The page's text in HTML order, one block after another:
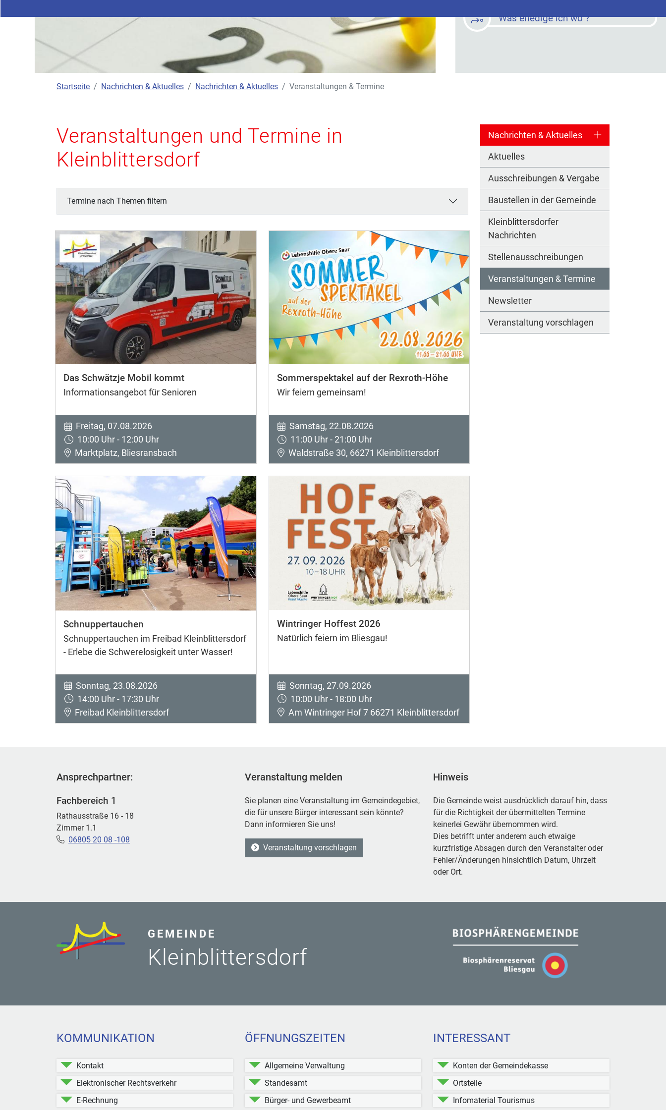
Was erledige ich wo ?
Startseite Nachrichten & Aktuelles Nachrichten & Aktuelles Veranstaltungen & Termine
Nachrichten & Aktuelles
Aktuelles
Ausschreibungen & Vergabe
Baustellen in der Gemeinde
Kleinblittersdorfer
Nachrichten
Stellenausschreibungen
Veranstaltungen & Termine
Newsletter
Veranstaltung vorschlagen
Veranstaltungen und Termine in
Kleinblittersdorf
Termine nach Themen filtern
Das Schwätzje Mobil kommt
Informationsangebot für Senioren
Freitag, 07.08.2026
10:00 Uhr - 12:00 Uhr
Marktplatz, Bliesransbach
Sommerspektakel auf der Rexroth-Höhe
Wir feiern gemeinsam!
Samstag, 22.08.2026
11:00 Uhr - 21:00 Uhr
Waldstraße 30, 66271 Kleinblittersdorf
Schnuppertauchen
Schnuppertauchen im Freibad Kleinblittersdorf
- Erlebe die Schwerelosigkeit unter Wasser!
Sonntag, 23.08.2026
14:00 Uhr - 17:30 Uhr
Freibad Kleinblittersdorf
Wintringer Hoffest 2026
Natürlich feiern im Bliesgau!
Sonntag, 27.09.2026
10:00 Uhr - 18:00 Uhr
Am Wintringer Hof 7 66271 Kleinblittersdorf
Ansprechpartner:
Fachbereich 1
Rathausstraße 16 - 18
Zimmer 1.1
06805 20 08 -108
Veranstaltung melden
Sie planen eine Veranstaltung im Gemeindegebiet,
die für unsere Bürger interessant sein könnte?
Dann informieren Sie uns!
Veranstaltung vorschlagen
Hinweis
Die Gemeinde weist ausdrücklich darauf hin, dass
für die Richtigkeit der übermittelten Termine
keinerlei Gewähr übernommen wird.
Dies betrifft unter anderem auch etwaige
kurzfristige Absagen durch den Veranstalter oder
Fehler/Änderungen hinsichtlich Datum, Uhrzeit
oder Ort.
GEMEINDE
Kleinblittersdorf
KOMMUNIKATION
Kontakt
Elektronischer Rechtsverkehr
E-Rechnung
ÖFFNUNGSZEITEN
Allgemeine Verwaltung
Standesamt
Bürger- und Gewerbeamt
INTERESSANT
Konten der Gemeindekasse
Ortsteile
Infomaterial Tourismus